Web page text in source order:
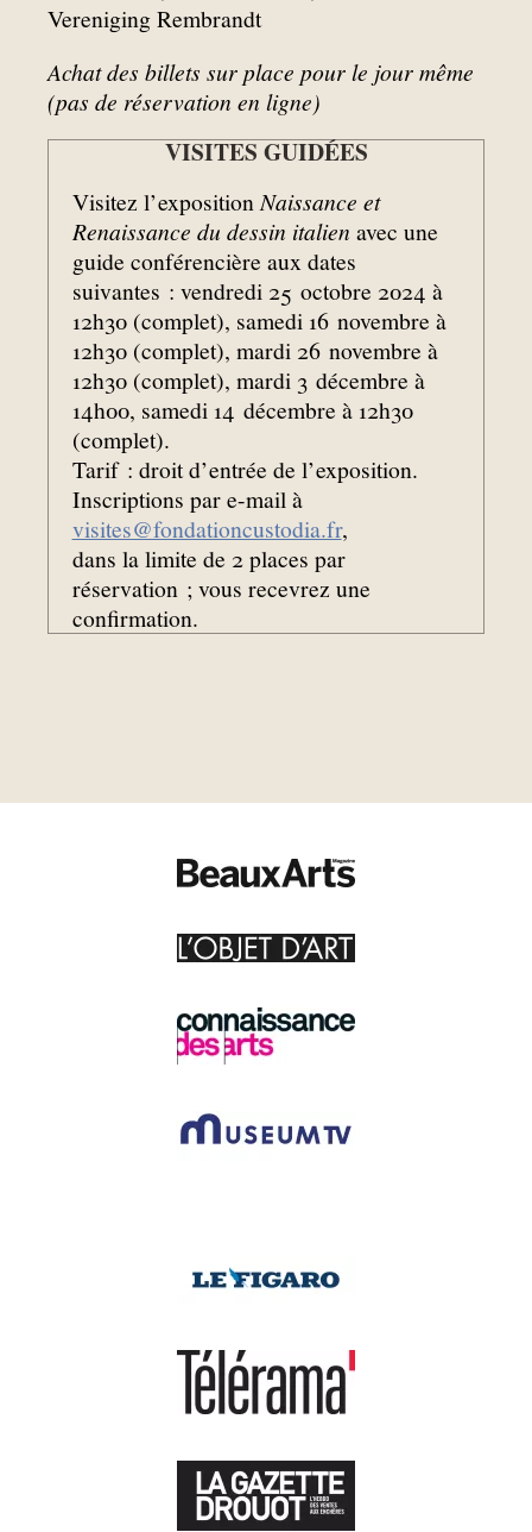
Vereniging Rembrandt
Achat des billets sur place pour le jour même
(pas de réservation en ligne)
VISITES GUIDÉES
Visitez l’exposition Naissance et
Renaissance du dessin italien avec une
guide conférencière aux dates
suivantes : vendredi 25 octobre 2024 à
12h30 (complet), samedi 16 novembre à
12h30 (complet), mardi 26 novembre à
12h30 (complet), mardi 3 décembre à
14h00, samedi 14 décembre à 12h30
(complet).
Tarif : droit d’entrée de l’exposition.
Inscriptions par e-mail à
visites@fondationcustodia.fr,
dans la limite de 2 places par
réservation ; vous recevrez une
confirmation.